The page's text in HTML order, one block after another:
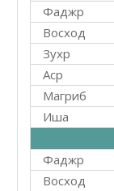
Фаджр
Восход
Зухр
Аср
Магриб
Иша
Фаджр
Восход